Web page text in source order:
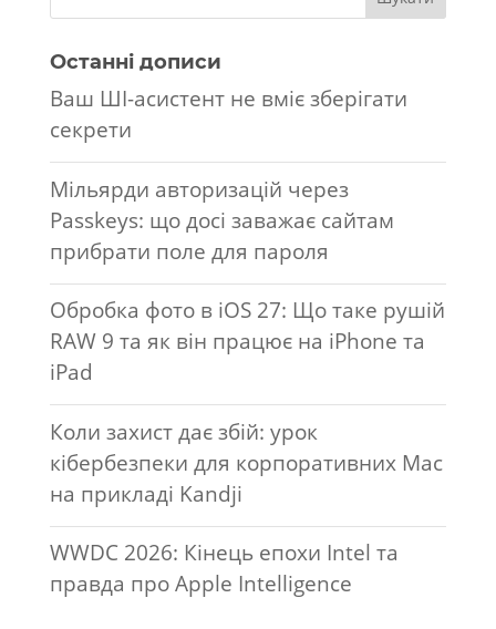
Останні дописи
Ваш ШІ-асистент не вміє зберігати
секрети
Мільярди авторизацій через
Passkeys: що досі заважає сайтам
прибрати поле для пароля
Обробка фото в iOS 27: Що таке рушій
RAW 9 та як він працює на iPhone та
iPad
Коли захист дає збій: урок
кібербезпеки для корпоративних Mac
на прикладі Kandji
WWDC 2026: Кінець епохи Intel та
правда про Apple Intelligence